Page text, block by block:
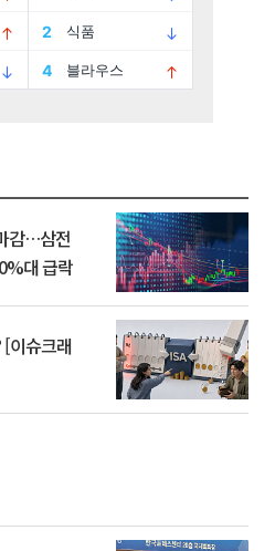
감…삼전
대 급락
[이슈크래